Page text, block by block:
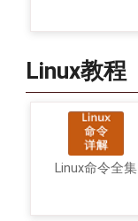
Linux教程
Linux命令全集